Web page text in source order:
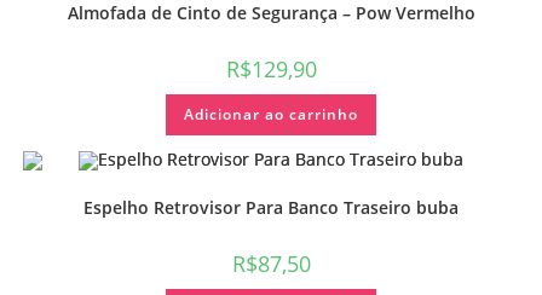
Almofada de Cinto de Segurança – Pow Vermelho
R$129,90
Adicionar ao carrinho
Espelho Retrovisor Para Banco Traseiro buba
R$87,50